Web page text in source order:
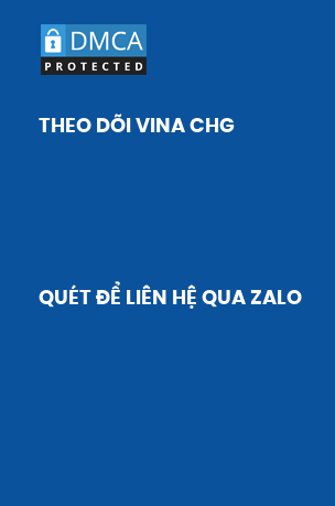
THEO DÕI VINA CHG
QUÉT ĐỂ LIÊN HỆ QUA ZALO